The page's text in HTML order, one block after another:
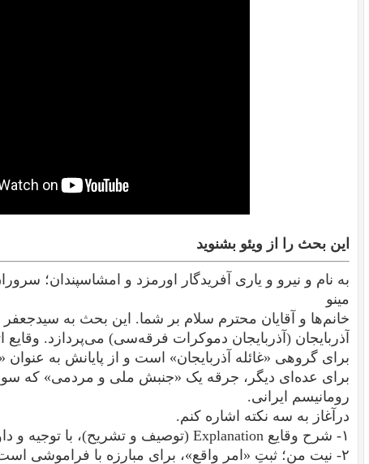
این بحث را از ویئو بشنوید
به نام و نیرو و یاری آفریدگار اورمزد و امشاسپندان؛
مینو
خانم‌ها و آقایان محترم سلام بر شما. این بحث به
آذربایجان (آذربایجان دموکرات فرقه‌سی) می‌پردازد.
برای گروهی «غائله آذربایجان» است و از پایانش به عنوان
برای عده‌ای دیگر، جرقه‌ یک «جنبش ملی و مردمی» که
رومانیسم ایرانی.
درآغاز به سه نکته اشاره کنم.
۱- شرح وقایع Explanation (توصیف و تشریح)، با توجیه و داوری justification یکی نیست.
۲- نیت من؛ ثبتِ «امر واقع»، برای مبارزه با فراموشی